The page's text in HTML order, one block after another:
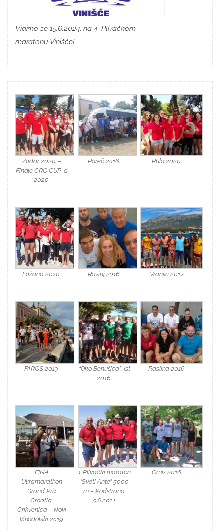
Vidimo se 15.6.2024. na 4. Plivačkom
maratonu Vinišće!
Zadar 2020. –
Finale CRO CUP-a
2020.
Poreč 2016. Pula 2020.
Fažana 2020. Rovinj 2016. Vranjic 2017.
FAROS 2019.
“Oko Benušića”, Ist
2016.
Raslina 2016.
FINA
Ultramarathon
Grand Prix
Croatia,
Crikvenica – Novi
Vinodolski 2019.
1. Plivački maraton
“Sveti Ante” 5000
m – Podstrana
5.6.2021
Omiš 2016.